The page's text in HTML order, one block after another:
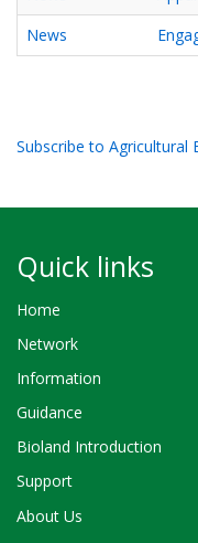
News
Subscribe to Agricultural
Quick links
Home
Network
Information
Guidance
Bioland Introduction
Support
About Us